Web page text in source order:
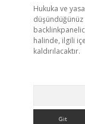
Hukuka ve
halinde, ilgili
kaldırılacaktır.